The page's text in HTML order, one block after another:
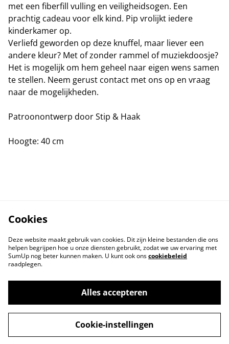
met een fiberfill vulling en veiligheidsogen. Een
prachtig cadeau voor elk kind. Pip vrolijkt iedere
kinderkamer op.
Verliefd geworden op deze knuffel, maar liever een
andere kleur? Met of zonder rammel of muziekdoosje?
Het is mogelijk om hem geheel naar eigen wens samen
te stellen. Neem gerust contact met ons op en vraag
naar de mogelijkheden.
Patroonontwerp door Stip & Haak
Hoogte: 40 cm
Privacybeleid
Cookiebeleid
Cookies
Deze website maakt gebruik van cookies. Dit zijn kleine bestanden die ons
helpen begrijpen hoe u onze diensten gebruikt, zodat we uw ervaring met
SumUp nog beter kunnen maken. U kunt ook onscookiebeleid
raadplegen.
Alles accepteren
Cookie-instellingen